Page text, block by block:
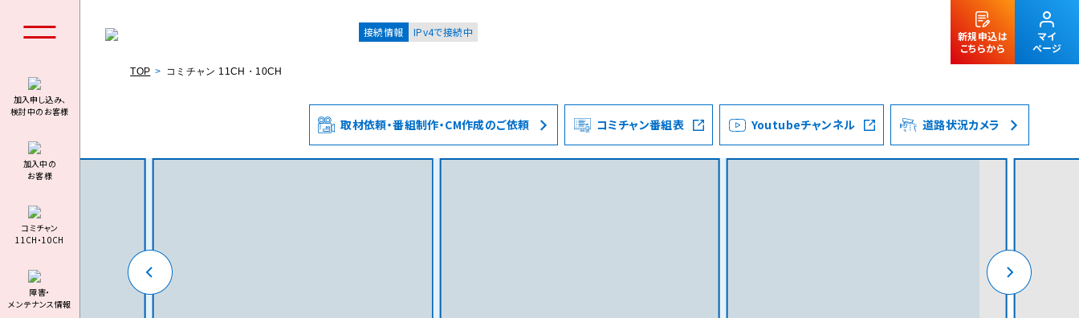
個人のお客様 集合住宅オーナーの方 法人のお客様
接続情報 IPv4で接続中
新規申込は
こちらから
マイ
ページ
加入申し込み、
検討中のお客様
加⼊中の
お客様
コミチャン
11CH・10CH
障害・
メンテナンス情報
TOP コミチャン 11CH・10CH
取材依頼・番組制作・CM作成のご依頼 コミチャン番組表 Youtubeチャンネル 道路状況カメラ